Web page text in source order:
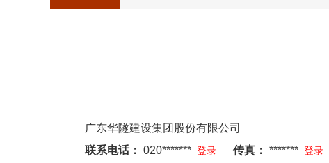
广东华隧建设集团股份有限公司
联系电话： 020******* 登录 传真： ******* 登录